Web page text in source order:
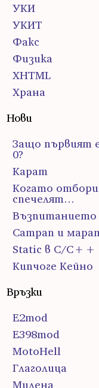
УКИ
УКИТ
Факс
Физика
ХHTML
Храна
Нови
Защо първият
0?
Карат
Когато
спечелят…
Възпитанието
Сатрап и
Static в C/C++
Кипчоге Кейно
Връзки
E2mod
E398mod
MotoHell
Глаголица
Милена